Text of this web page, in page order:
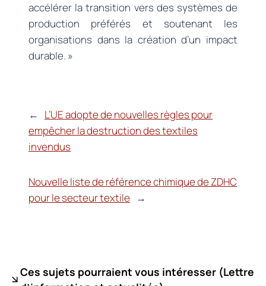
accélérer la transition vers des systèmes de
production préférés et soutenant les
organisations dans la création d’un impact
durable. »
←
L’UE adopte de nouvelles règles pour
empêcher la destruction des textiles
invendus
Nouvelle liste de référence chimique de ZDHC
pour le secteur textile
→
Ces sujets pourraient vous intéresser (Lettre